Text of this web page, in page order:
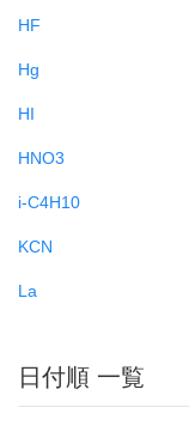
HF
Hg
HI
HNO3
i-C4H10
KCN
La
日付順 一覧